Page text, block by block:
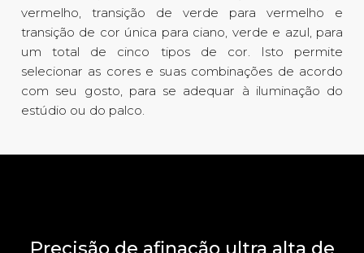
vermelho, transição de verde para vermelho e
transição de cor única para ciano, verde e azul, para
um total de cinco tipos de cor. Isto permite
selecionar as cores e suas combinações de acordo
com seu gosto, para se adequar à iluminação do
estúdio ou do palco.
Precisão de afinação ultra alta de